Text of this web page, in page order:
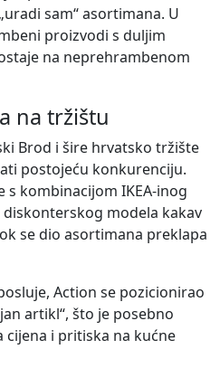
sam“ asortimana. U
proizvodi s duljim
na neprehrambenom
na tržištu
Brod i šire hrvatsko tržište
postojeću konkurenciju.
s kombinacijom IKEA-inog
modela kakav
se dio asortimana preklapa
Action se pozicionirao
artikl“, što je posebno
i pritiska na kućne